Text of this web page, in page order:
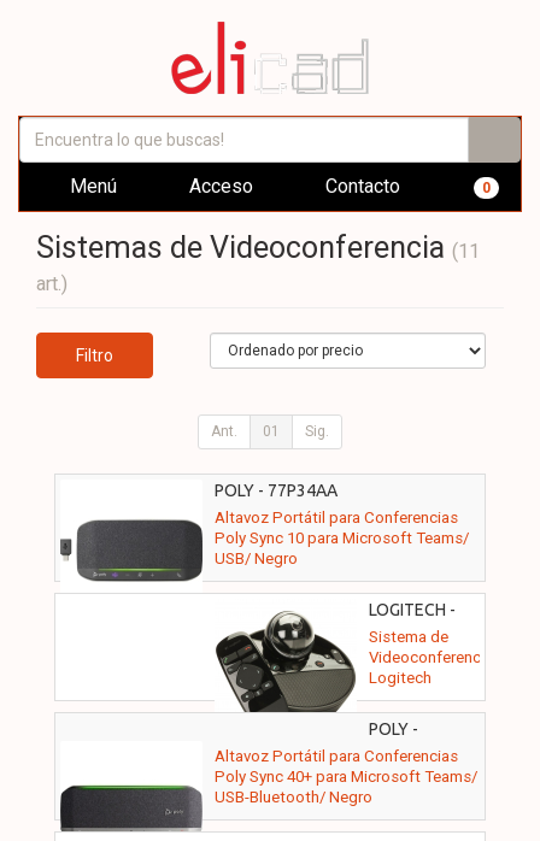
Menú Acceso Contacto 0
Sistemas de Videoconferencia (11
art.)
Filtro
Ant. 01 Sig.
POLY - 77P34AA
Altavoz Portátil para Conferencias
Poly Sync 10 para Microsoft Teams/
USB/ Negro
LOGITECH -
960-000867
Sistema de
Videoconferencia
Logitech
BCC950/
Campo de
Visión 78º/ Full
HD
POLY -
77P36AA
Altavoz Portátil para Conferencias
Poly Sync 40+ para Microsoft Teams/
USB-Bluetooth/ Negro